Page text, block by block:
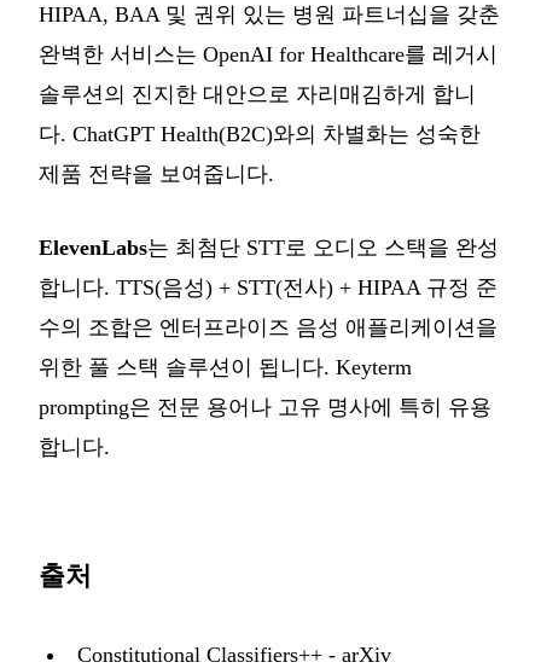
HIPAA, BAA 및 권위 있는 병원 파트너십을 갖춘
완벽한 서비스는 OpenAI for Healthcare를 레거시
솔루션의 진지한 대안으로 자리매김하게 합니
다. ChatGPT Health(B2C)와의 차별화는 성숙한
제품 전략을 보여줍니다.
ElevenLabs는 최첨단 STT로 오디오 스택을 완성
합니다. TTS(음성) + STT(전사) + HIPAA 규정 준
수의 조합은 엔터프라이즈 음성 애플리케이션을
위한 풀 스택 솔루션이 됩니다. Keyterm
prompting은 전문 용어나 고유 명사에 특히 유용
합니다.
출처
Constitutional Classifiers++ - arXiv